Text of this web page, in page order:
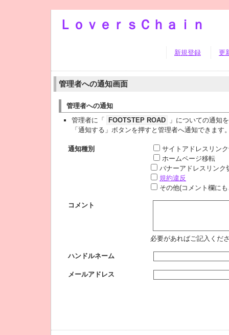
ＬｏｖｅｒｓＣｈａｉｎ
新規登録 更
管理者への通知画面
管理者への通知
管理者に「
FOOTSTEP ROAD
」についての通知
「通知する」ボタンを押すと管理者へ通知できます
通知種別
サイトアドレスリン
ホームページ移転
バナーアドレスリンク
規約違反
その他(コメント欄に
コメント
必要があればご記入くだ
ハンドルネーム
メールアドレス